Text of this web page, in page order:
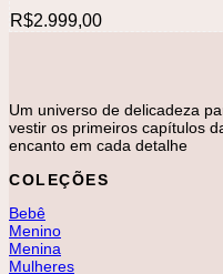
R$2.999,00
Um universo de delicadeza
vestir os primeiros capítulos
encanto em cada detalhe
COLEÇÕES
Bebê
Menino
Menina
Mulheres